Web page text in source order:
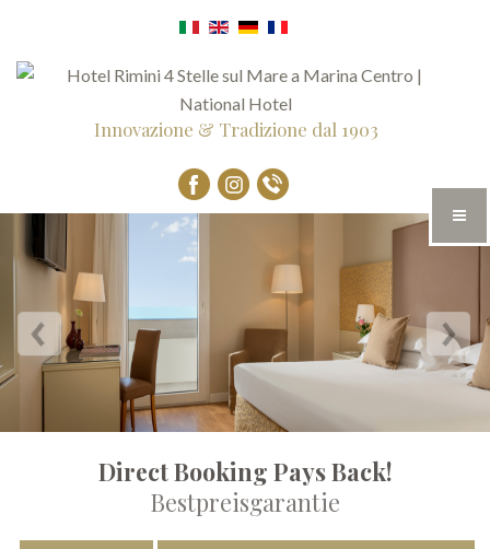
Innovazione & Tradizione dal 1903
Direct Booking Pays Back!
Bestpreisgarantie